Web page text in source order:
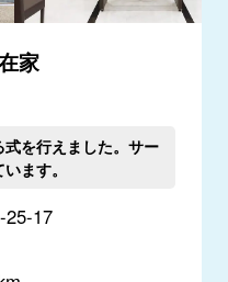
家
を行えました。サー
ます。
17